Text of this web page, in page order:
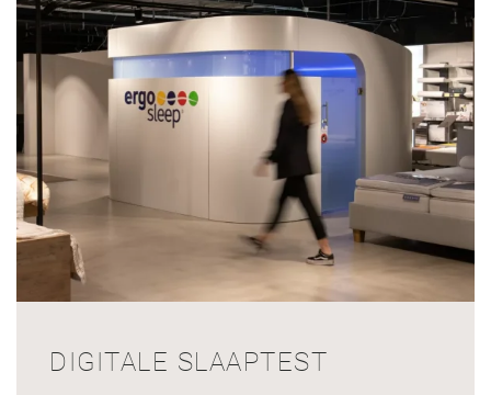
DIGITALE SLAAPTEST